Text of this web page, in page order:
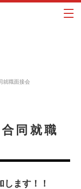
就職面接会
同就職
ます！！